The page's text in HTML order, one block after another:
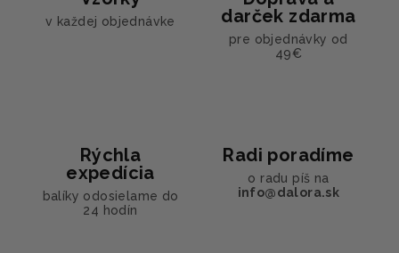
v každej objednávke
darček zdarma
pre objednávky od
49€
Rýchla
expedícia
balíky odosielame do
24 hodín
Radi poradíme
o radu píš na
info@dalora.sk